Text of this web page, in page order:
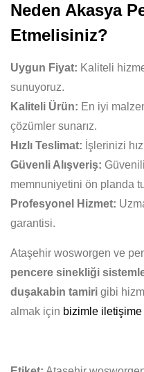
Neden Akasya
Etmelisiniz?
Uygun Fiyat: Kaliteli
sunuyoruz.
Kaliteli Ürün: En iyi
çözümler sunarız.
Hızlı Teslimat: İşlerinizi
Güvenli Alışveriş:
memnuniyetini ön planda
Profesyonel Hizmet:
garantisi.
Ataşehir wosworgen ve
pencere sinekliği
duşakabin tamiri gibi
almak için bizimle iletişime